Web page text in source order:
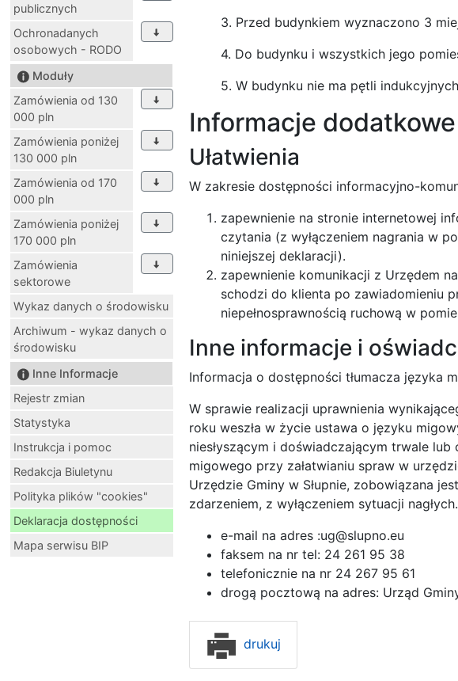
publicznych
Ochronadanych
osobowych - RODO
Moduły
Zamówienia od 130
000 pln
Zamówienia poniżej
130 000 pln
Zamówienia od 170
000 pln
Zamówienia poniżej
170 000 pln
Zamówienia
sektorowe
Wykaz danych o środowisku
Archiwum - wykaz danych o
środowisku
Inne Informacje
Rejestr zmian
Statystyka
Instrukcja i pomoc
Redakcja Biuletynu
Polityka plików "cookies"
Deklaracja dostępności
Mapa serwisu BIP
3. Przed budynkiem wyznaczono 3
4. Do budynku i wszystkich jego
5. W budynku nie ma pętli
Informacje dodatkowe
Ułatwienia
W zakresie dostępności informacyjno-
zapewnienie na stronie internetowej
czytania (z wyłączeniem nagrania w
niniejszej deklaracji).
zapewnienie komunikacji z Urzędem
schodzi do klienta po zawiadomieniu
niepełnosprawnością ruchową w
Inne informacje i
Informacja o dostępności tłumacza języka
W sprawie realizacji uprawnienia
roku weszła w życie ustawa o języku
niesłyszącym i doświadczającym trwale
migowego przy załatwianiu spraw w
Urzędzie Gminy w Słupnie, zobowiązana
zdarzeniem, z wyłączeniem sytuacji
e-mail na adres :ug@slupno.eu
faksem na nr tel: 24 261 95 38
telefonicznie na nr 24 267 95 61
drogą pocztową na adres: Urząd
drukuj